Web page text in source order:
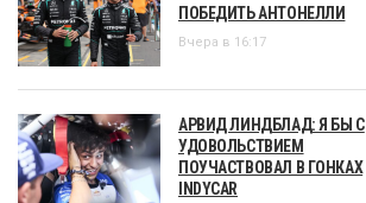
ПОБЕДИТЬ АНТОНЕЛЛИ
Вчера в 16:17
АРВИД ЛИНДБЛАД: Я БЫ С
УДОВОЛЬСТВИЕМ
ПОУЧАСТВОВАЛ В ГОНКАХ
INDYCAR